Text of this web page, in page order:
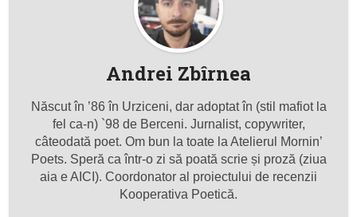
Andrei Zbîrnea
Născut în ’86 în Urziceni, dar adoptat în (stil mafiot la
fel ca-n) `98 de Berceni. Jurnalist, copywriter,
câteodată poet. Om bun la toate la Atelierul Mornin’
Poets. Speră ca într-o zi să poată scrie și proză (ziua
aia e AICI). Coordonator al proiectului de recenzii
Kooperativa Poetică.